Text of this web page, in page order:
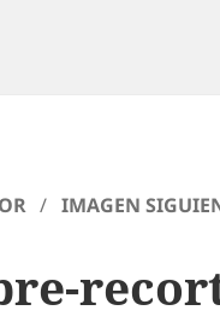
IMAGEN